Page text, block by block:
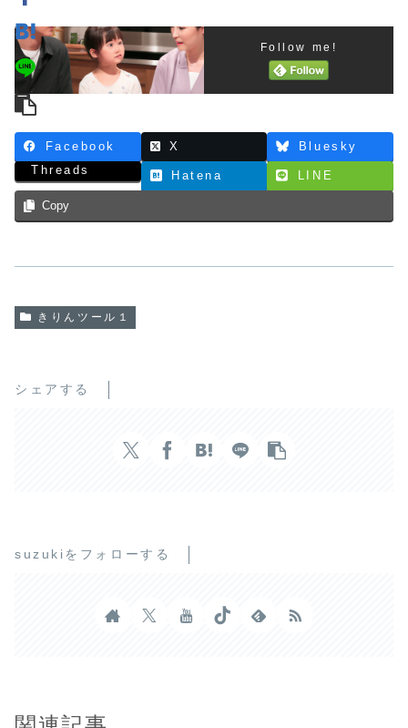
Follow me!
Facebook X
Bluesky
Threads
Hatena LINE
Copy
きりんツール１
シェアする
suzukiをフォローする